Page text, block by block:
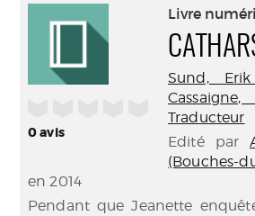
0avis
Livre
Sund,
Traducteur
Edité par
(Bouches-
en 2014
Pendant que Jeanette